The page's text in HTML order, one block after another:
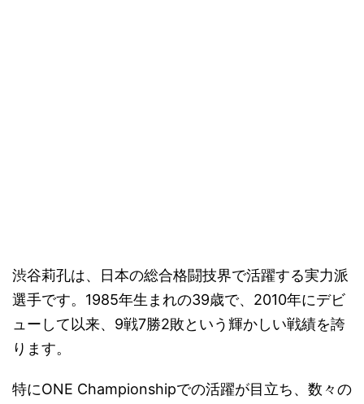
渋谷莉孔は、日本の総合格闘技界で活躍する実力派
選手です。1985年生まれの39歳で、2010年にデビ
ューして以来、9戦7勝2敗という輝かしい戦績を誇
ります。
特にONE Championshipでの活躍が目立ち、数々の